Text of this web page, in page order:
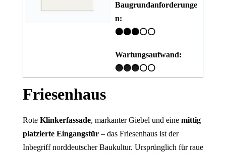
Baugrundanforderunge
n:
🔵🔵🔵⚪⚪
Wartungsaufwand:
🔵🔵🔵⚪⚪
Friesenhaus
Rote Klinkerfassade, markanter Giebel und eine mittig
platzierte Eingangstür– das Friesenhaus ist der
Inbegriff norddeutscher Baukultur. Ursprünglich für raue